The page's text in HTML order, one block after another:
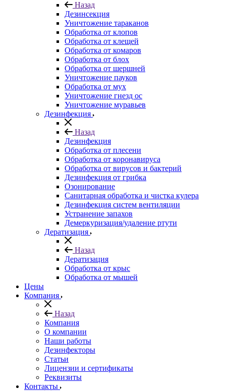
Назад
Дезинсекция
Уничтожение тараканов
Обработка от клопов
Обработка от клещей
Обработка от комаров
Обработка от блох
Обработка от шершней
Уничтожение пауков
Обработка от мух
Уничтожение гнезд ос
Уничтожение муравьев
Дезинфекция
Назад
Дезинфекция
Обработка от плесени
Обработка от коронавируса
Обработка от вирусов и бактерий
Дезинфекция от грибка
Озонирование
Санитарная обработка и чистка кулера
Дезинфекция систем вентиляции
Устранение запахов
Демеркуризация/удаление ртути
Дератизация
Назад
Дератизация
Обработка от крыс
Обработка от мышей
Цены
Компания
Назад
Компания
О компании
Наши работы
Дезинфекторы
Статьи
Лицензии и сертификаты
Реквизиты
Контакты